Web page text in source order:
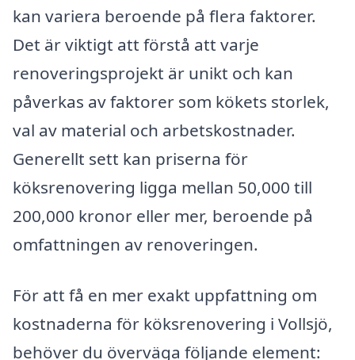
kan variera beroende på flera faktorer.
Det är viktigt att förstå att varje
renoveringsprojekt är unikt och kan
påverkas av faktorer som kökets storlek,
val av material och arbetskostnader.
Generellt sett kan priserna för
köksrenovering ligga mellan 50,000 till
200,000 kronor eller mer, beroende på
omfattningen av renoveringen.
För att få en mer exakt uppfattning om
kostnaderna för köksrenovering i Vollsjö,
behöver du överväga följande element: